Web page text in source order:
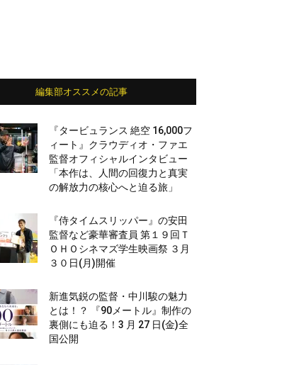
編集部オススメの記事
『タービュランス 絶空 16,000フ
ィート』クラウディオ・ファエ
監督オフィシャルインタビュー
「本作は、人間の回復力と真実
の解放力の核心へと迫る旅」
『侍タイムスリッパー』の安田
監督など豪華審査員 第１９回Ｔ
ＯＨＯシネマズ学生映画祭 ３月
３０日(月)開催
新進気鋭の監督・中川駿の魅力
とは！？ 『90メートル』制作の
裏側にも迫る！3 月 27 日(金)全
国公開